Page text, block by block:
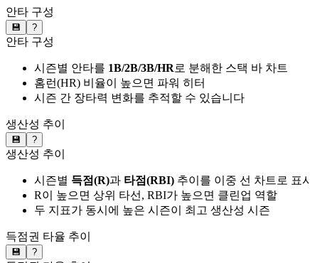
안타 구성
💾 ?
안타 구성
시즌별 안타를 1B/2B/3B/HR로 분해한 스택 바 차트
홈런(HR) 비율이 높으면 파워 히터
시즌 간 장타력 변화를 추적할 수 있습니다
생산성 추이
💾 ?
생산성 추이
시즌별 득점(R)과 타점(RBI) 추이를 이중 선 차트로 표시
R이 높으면 상위 타선, RBI가 높으면 클린업 역할
두 지표가 동시에 높은 시즌이 최고 생산성 시즌
득점권 타율 추이
💾 ?